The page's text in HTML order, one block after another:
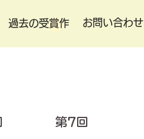
過去の受賞作 お問い合わせ
第7回